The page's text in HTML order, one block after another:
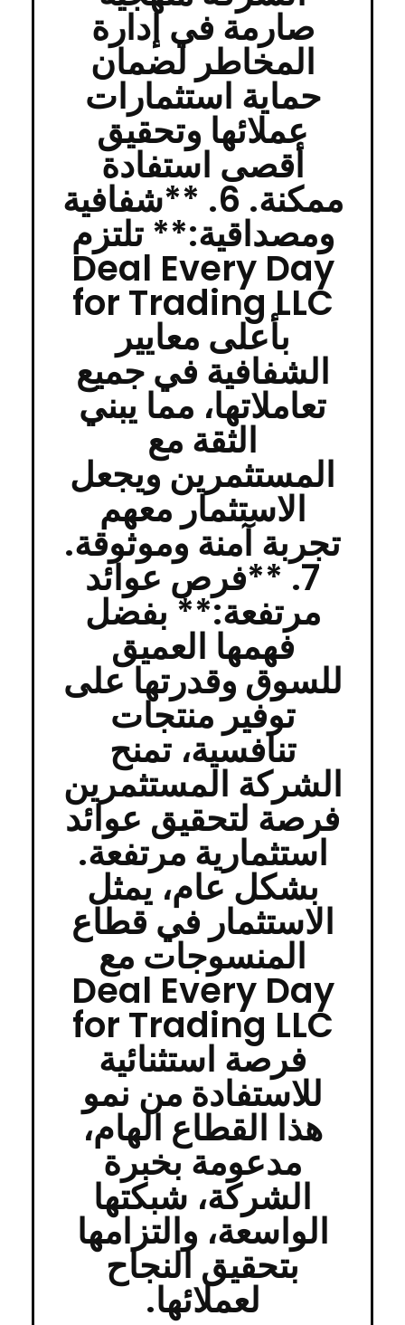
صارمة في إدارة
المخاطر لضمان
حماية استثمارات
عملائها وتحقيق
أقصى استفادة
ممكنة. 6. **شفافية
ومصداقية:** تلتزم
Deal Every Day
for Trading LLC
بأعلى معايير
الشفافية في جميع
تعاملاتها، مما يبني
الثقة مع
المستثمرين ويجعل
الاستثمار معهم
تجربة آمنة وموثوقة.
7. **فرص عوائد
مرتفعة:** بفضل
فهمها العميق
للسوق وقدرتها على
توفير منتجات
تنافسية، تمنح
الشركة المستثمرين
فرصة لتحقيق عوائد
استثمارية مرتفعة.
بشكل عام، يمثل
الاستثمار في قطاع
المنسوجات مع
Deal Every Day
for Trading LLC
فرصة استثنائية
للاستفادة من نمو
هذا القطاع الهام،
مدعومة بخبرة
الشركة، شبكتها
الواسعة، والتزامها
بتحقيق النجاح
لعملائها.